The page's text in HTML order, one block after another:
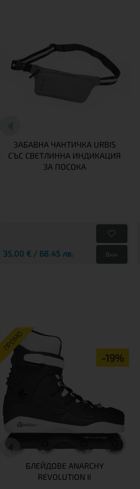
ЗАБАВНА ЧАНТИЧКА URBIS
СЪС СВЕТЛИННА ИНДИКАЦИЯ
ЗА ПОСОКА
35,00 € / 68.45 лв. Виж
ПРОМО
-19%
БЛЕЙДОВЕ ANARCHY
REVOLUTION II